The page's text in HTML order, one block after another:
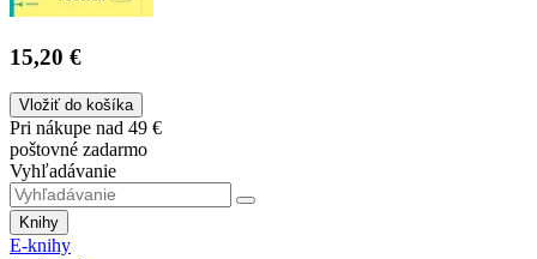
15,20 €
Vložiť do košíka
Pri nákupe nad 49 €
poštovné zadarmo
Vyhľadávanie
Knihy
E-knihy